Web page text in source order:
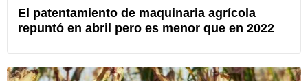
El patentamiento de maquinaria agrícola
repuntó en abril pero es menor que en 2022